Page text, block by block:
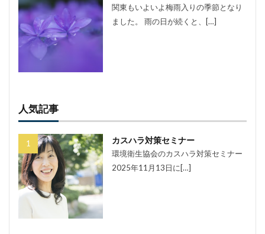
関東もいよいよ梅雨入りの季節となり
ました。 雨の日が続くと、[…]
人気記事
カスハラ対策セミナー
環境衛生協会のカスハラ対策セミナー
2025年11月13日に[…]